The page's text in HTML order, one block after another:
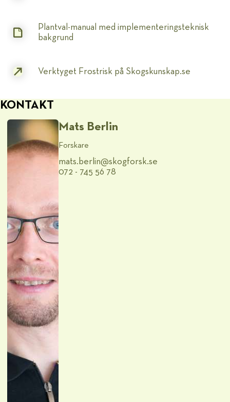
Plantval-manual med implementeringsteknisk
bakgrund
Verktyget Frostrisk på Skogskunskap.se
KONTAKT
Mats Berlin
Forskare
mats.berlin@​skogforsk.se
072 - 745 56 78